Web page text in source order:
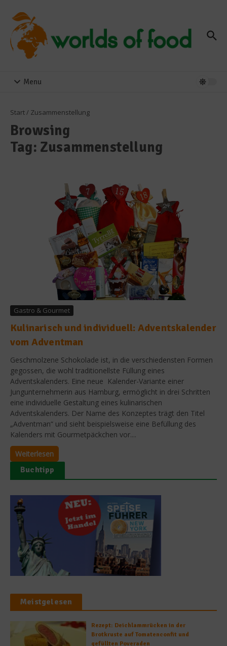
Menu
Start/ Zusammenstellung
Browsing
Tag: Zusammenstellung
Gastro & Gourmet
Kulinarisch und individuell: Adventskalender
vom Adventman
Geschmolzene Schokolade ist, in die verschiedensten Formen
gegossen, die wohl traditionellste Füllung eines
Adventskalenders. Eine neue Kalender-Variante einer
Jungunternehmerin aus Hamburg, ermöglicht in drei Schritten
eine individuelle Gestaltung eines kulinarischen
Adventskalenders. Der Name des Konzeptes trägt den Titel
„Adventman“ und sieht beispielsweise eine Befüllung des
Kalenders mit Gourmetpäckchen vor....
Weiterlesen
Buchtipp
Meistgelesen
Rezept: Deichlammrücken in der
Brotkruste auf Tomatenconfit und
gefüllten Poveraden